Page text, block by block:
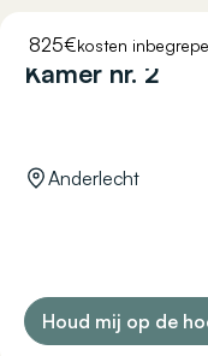
825€kosten
COURTOISIE 11
Kamer nr. 2
Anderlecht
Houd mij op de